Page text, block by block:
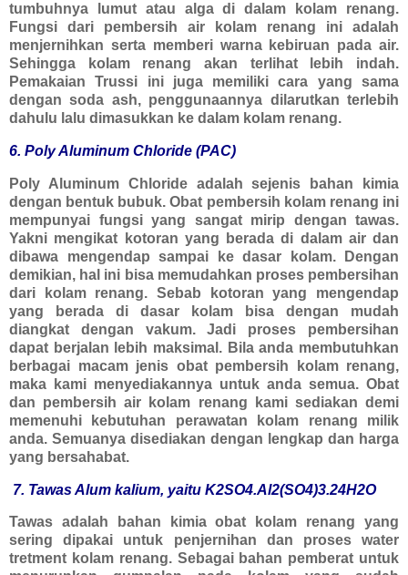
tumbuhnya lumut atau alga di dalam kolam renang.
Fungsi dari pembersih air kolam renang ini adalah
menjernihkan serta memberi warna kebiruan pada air.
Sehingga kolam renang akan terlihat lebih indah.
Pemakaian Trussi ini juga memiliki cara yang sama
dengan soda ash, penggunaannya dilarutkan terlebih
dahulu lalu dimasukkan ke dalam kolam renang.
6. Poly Aluminum Chloride (PAC)
Poly Aluminum Chloride adalah sejenis bahan kimia
dengan bentuk bubuk. Obat pembersih kolam renang ini
mempunyai fungsi yang sangat mirip dengan tawas.
Yakni mengikat kotoran yang berada di dalam air dan
dibawa mengendap sampai ke dasar kolam. Dengan
demikian, hal ini bisa memudahkan proses pembersihan
dari kolam renang. Sebab kotoran yang mengendap
yang berada di dasar kolam bisa dengan mudah
diangkat dengan vakum. Jadi proses pembersihan
dapat berjalan lebih maksimal. Bila anda membutuhkan
berbagai macam jenis obat pembersih kolam renang,
maka kami menyediakannya untuk anda semua. Obat
dan pembersih air kolam renang kami sediakan demi
memenuhi kebutuhan perawatan kolam renang milik
anda. Semuanya disediakan dengan lengkap dan harga
yang bersahabat.
7. Tawas Alum kalium, yaitu K2SO4.Al2(SO4)3.24H2O
Tawas adalah bahan kimia obat kolam renang yang
sering dipakai untuk penjernihan dan proses water
tretment kolam renang. Sebagai bahan pemberat untuk